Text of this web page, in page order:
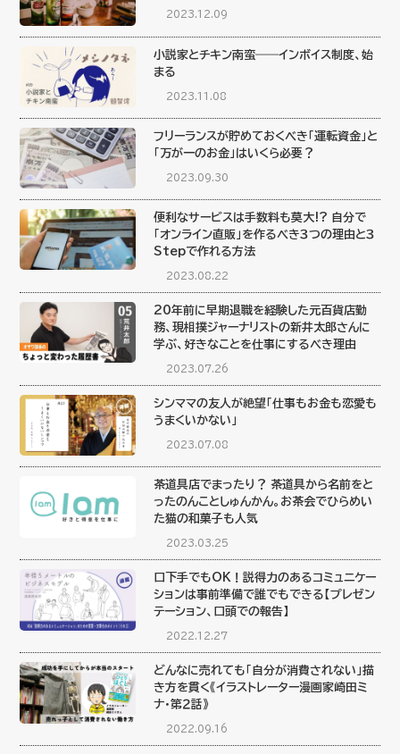
2023.12.09
小説家とチキン南蛮――インボイス制度、始
まる
2023.11.08
フリーランスが貯めておくべき「運転資金」と
「万が一のお金」はいくら必要？
2023.09.30
便利なサービスは手数料も莫大!? 自分で
「オンライン直販」を作るべき３つの理由と３
Stepで作れる方法
2023.08.22
20年前に早期退職を経験した元百貨店勤
務、現相撲ジャーナリストの新井太郎さんに
学ぶ、好きなことを仕事にするべき理由
2023.07.26
シンママの友人が絶望「仕事もお金も恋愛も
うまくいかない」
2023.07.08
茶道具店でまったり？ 茶道具から名前をと
ったのんことしゅんかん。お茶会でひらめい
た猫の和菓子も人気
2023.03.25
口下手でもOK！説得力のあるコミュニケー
ションは事前準備で誰でもできる【プレゼン
テーション、口頭での報告】
2022.12.27
どんなに売れても「自分が消費されない」描
き方を貫く《イラストレーター漫画家崎田ミ
ナ・第２話》
2022.09.16